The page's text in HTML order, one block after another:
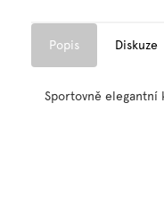
Popis Diskuze
Sportovně elegantní